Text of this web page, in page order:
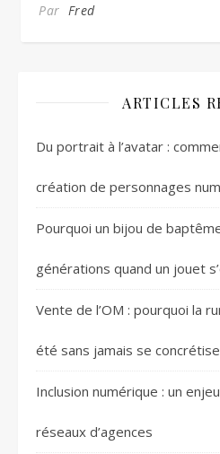
Par Fred
ARTICLES
Du portrait à l’avatar :
création de personnages
Pourquoi un bijou de
générations quand un jouet
Vente de l’OM : pourquoi la
été sans jamais se
Inclusion numérique : un
réseaux d’agences